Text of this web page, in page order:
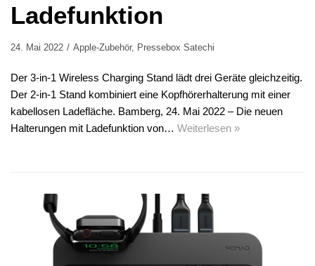
Ladefunktion
24. Mai 2022 Apple-Zubehör, Pressebox Satechi
Der 3-in-1 Wireless Charging Stand lädt drei Geräte gleichzeitig.
Der 2-in-1 Stand kombiniert eine Kopfhörerhalterung mit einer
kabellosen Ladefläche. Bamberg, 24. Mai 2022 – Die neuen
Halterungen mit Ladefunktion von… Weiterlesen »